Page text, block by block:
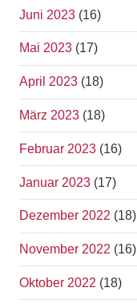
Juni 2023 (16)
Mai 2023 (17)
April 2023 (18)
März 2023 (18)
Februar 2023 (16)
Januar 2023 (17)
Dezember 2022 (18)
November 2022 (16)
Oktober 2022 (18)